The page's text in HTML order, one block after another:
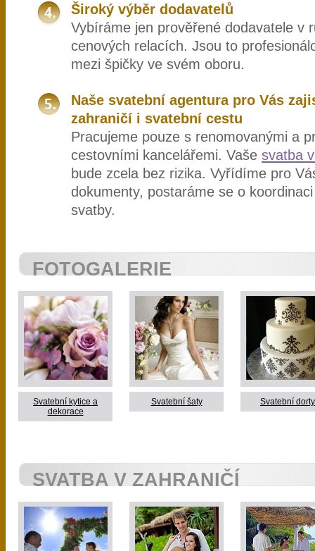
Široký výběr dodavatelů
Vybíráme jen prověřené dodavatele v
cenových relacích. Jsou to
mezi špičky ve svém oboru.
Naše svatební agentura pro Vás
zahraničí i svatební cestu
Pracujeme pouze s renomovanými a
cestovními kancelářemi. Vaše svatba
bude zcela bez rizika. Vyřídíme pro
dokumenty, postaráme se o
svatby.
FOTOGALERIE
Svatební kytice a
dekorace
Svatební šaty Svatební dorty
SVATBA V ZAHRANIČÍ